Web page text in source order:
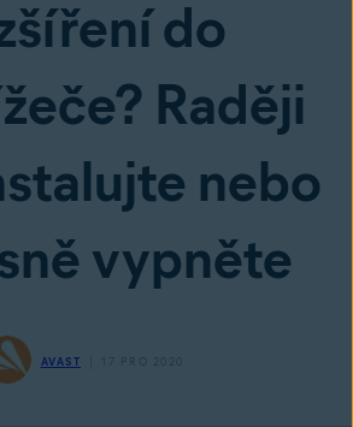
do
Raději
nebo
vypněte
AVAST 17 PRO 2020